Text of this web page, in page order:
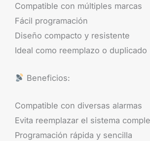
Compatible con múltiples marcas
Fácil programación
Diseño compacto y resistente
Ideal como reemplazo o duplicado
Beneficios:
Compatible con diversas alarmas
Evita reemplazar el sistema
Programación rápida y sencilla